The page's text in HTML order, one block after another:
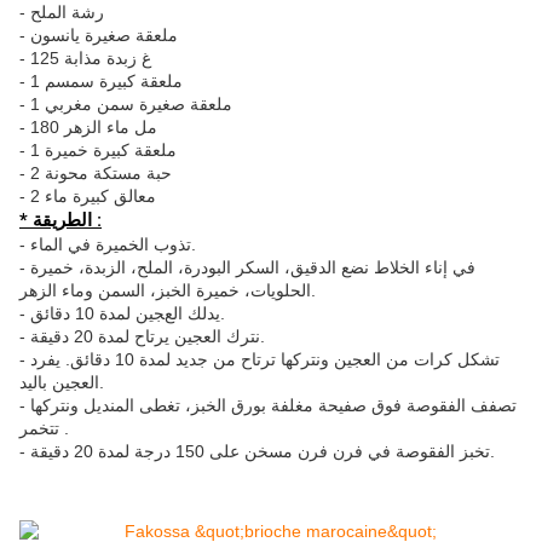
- رشة الملح
- ملعقة صغيرة يانسون
- 125 غ زبدة مذابة
- 1 ملعقة كبيرة سمسم
- 1 ملعقة صغيرة سمن مغربي
- 180 مل ماء الزهر
- 1 ملعقة كبيرة خميرة
- 2 حبة مستكة محونة
- 2 معالق كبيرة ماء
* الطريقة :
- في إناء الخلاط نضع الدقيق، السكر البودرة، الملح، الزبدة، خميرة
- تشكل كرات من العجين ونتركها ترتاح من جديد لمدة 10 دقائق. يفرد
- تصفف الفقوصة فوق صفيحة مغلفة بورق الخبز، تغطى المنديل ونتركها